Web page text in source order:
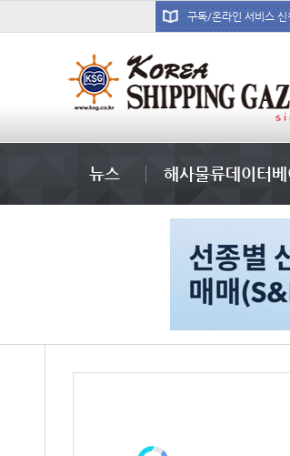
구독/온라인 서비스 신
뉴스 해사물류데이터